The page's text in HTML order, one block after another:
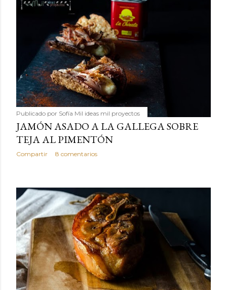
Publicado por Sofía Mil ideas mil proyectos
JAMÓN ASADO A LA GALLEGA SOBRE
TEJA AL PIMENTÓN
Compartir 8 comentarios